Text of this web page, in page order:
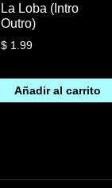
La Loba (Intro
Outro)
$ 1.99
Añadir al carrito